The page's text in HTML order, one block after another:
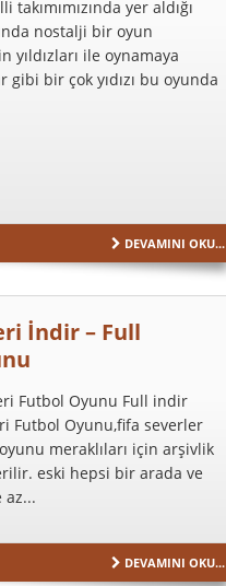
yer aldığı
nostalji bir oyun
yıldızları ile oynamaya
bir çok yıdızı bu oyunda
DEVAMINI OKU...
İndir – Full
Futbol Oyunu Full indir
Futbol Oyunu,fifa severler
meraklıları için arşivlik
eski hepsi bir arada ve
DEVAMINI OKU...